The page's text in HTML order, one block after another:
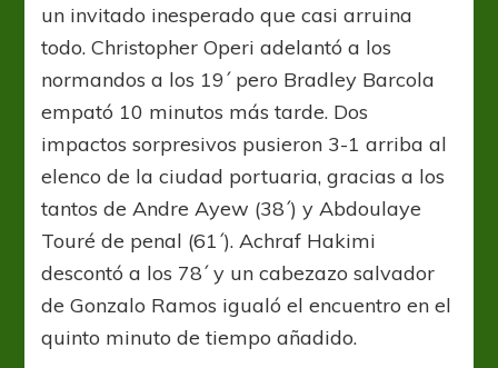
un invitado inesperado que casi arruina
todo. Christopher Operi adelantó a los
normandos a los 19´ pero Bradley Barcola
empató 10 minutos más tarde. Dos
impactos sorpresivos pusieron 3-1 arriba al
elenco de la ciudad portuaria, gracias a los
tantos de Andre Ayew (38´) y Abdoulaye
Touré de penal (61´). Achraf Hakimi
descontó a los 78´ y un cabezazo salvador
de Gonzalo Ramos igualó el encuentro en el
quinto minuto de tiempo añadido.